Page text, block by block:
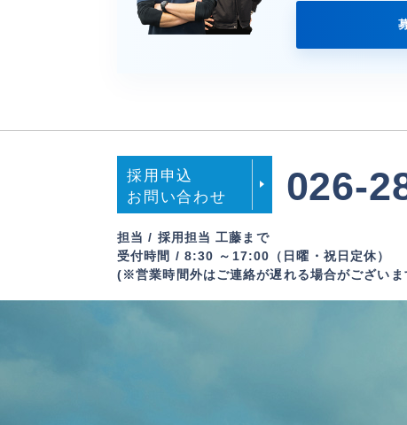
採用申込
お問い合わせ
026-
担当 / 採用担当 工藤まで
受付時間 / 8:30 ～17:00（日曜・祝日定休）
(※営業時間外はご連絡が遅れる場合がございま